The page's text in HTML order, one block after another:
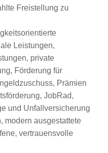
Freistellung zu
Leistungen,
private
Förderung für
Prämien
JobRad,
und Unfallversicherung
modern ausgestattete
vertrauensvolle